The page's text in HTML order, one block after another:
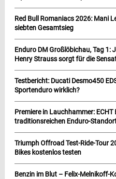
Red Bull Romaniacs 2026: Mani
siebten Gesamtsieg
Enduro DM Großlöbichau, Tag 1:
Henry Strauss sorgt für die
Testbericht: Ducati Desmo450
Sportenduro wirklich?
Premiere in Lauchhammer:
traditionsreichen Enduro-
Triumph Offroad Test-Ride-Tour
Bikes kostenlos testen
Benzin im Blut – Felix-Melnikoff-